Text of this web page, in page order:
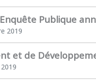
Publique
2019
et de